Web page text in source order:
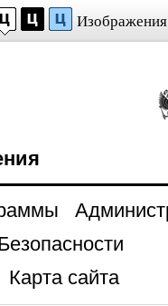
Изображения
Карта сайта